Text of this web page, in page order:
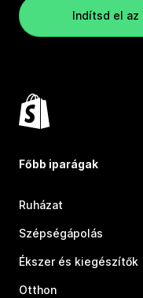
Indítsd el az
Főbb iparágak
Ruházat
Szépségápolás
Ékszer és kiegészítők
Otthon